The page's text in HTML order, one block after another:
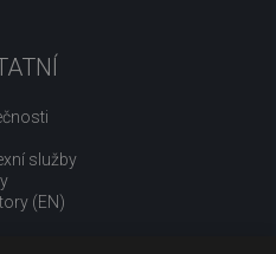
služby
(EN)